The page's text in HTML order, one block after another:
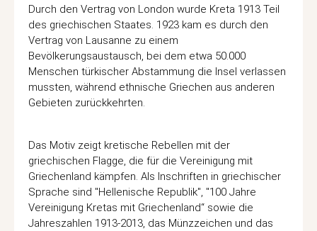
Durch den Vertrag von London wurde Kreta 1913 Teil
des griechischen Staates. 1923 kam es durch den
Vertrag von Lausanne zu einem
Bevölkerungsaustausch, bei dem etwa 50.000
Menschen türkischer Abstammung die Insel verlassen
mussten, während ethnische Griechen aus anderen
Gebieten zurückkehrten.
Das Motiv zeigt kretische Rebellen mit der
griechischen Flagge, die für die Vereinigung mit
Griechenland kämpfen. Als Inschriften in griechischer
Sprache sind "Hellenische Republik", "100 Jahre
Vereinigung Kretas mit Griechenland“ sowie die
Jahreszahlen 1913-2013, das Münzzeichen und das